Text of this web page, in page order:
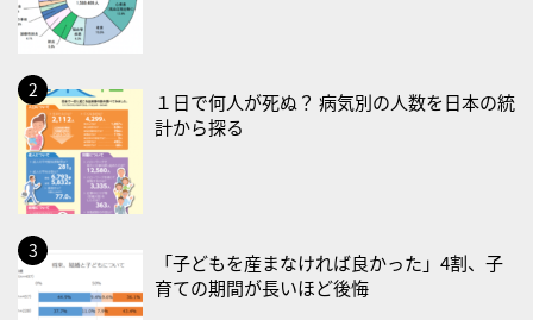
2026/08/21(金)
・献血の日
2026/08/22(土)
・禁煙の日
・不眠の日
・乳酸菌の日
１日で何人が死ぬ？ 病気別の人数を日本の統
計から探る
「子どもを産まなければ良かった」4割、子
育ての期間が長いほど後悔